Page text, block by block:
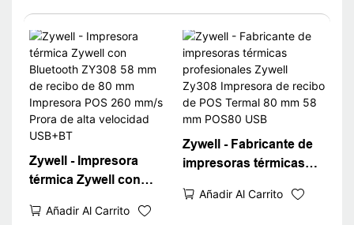
Zywell - Impresora
térmica Zywell con
mm de recibo de 80 mm
Añadir Al Carrito
Zywell - Fabricante de
impresoras térmicas
Zy308 Impresora de
Añadir Al Carrito